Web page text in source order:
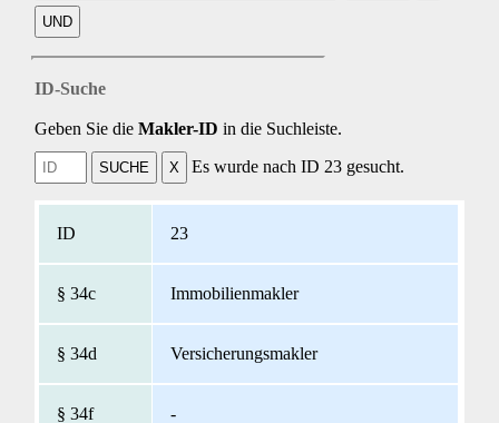
ID-Suche
Geben Sie die Makler-ID in die Suchleiste.
Es wurde nach ID 23 gesucht.
23
Immobilienmakler
Versicherungsmakler
-